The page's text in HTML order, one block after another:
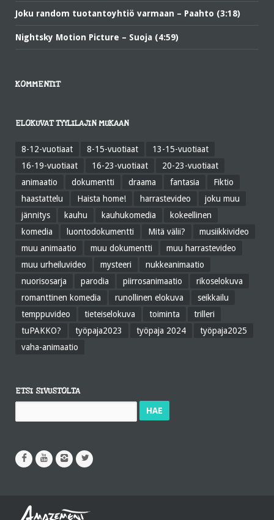
Joku random tuotantoyhtiö varmaan – Paahto (3:18)
Nightsky Motion Picture – Suoja (4:59)
KOMMENTIT
ELOKUVAT TYYLILAJIN MUKAAN
8-12-vuotiaat 8-15-vuotiaat
13-15-vuotiaat
16-19-vuotiaat
16-23-vuotiaat
20-23-vuotiaat
animaatio
dokumentti draama fantasia
Fiktio
haastattelu
Haista home! harrastevideo
joku muu
jännitys
kauhu kauhukomedia
kokeellinen
komedia
luontodokumentti Mitä välii?
musiikkivideo
muu animaatio
muu dokumentti
muu harrastevideo
muu urheiluvideo
mysteeri
nukkeanimaatio
nuorisosarja
parodia piirrosanimaatio
rikoselokuva
romanttinen komedia
runollinen elokuva
seikkailu
temppuvideo
tieteiselokuva toiminta
trilleri
tuPAKKO?
työpaja2023 työpaja 2024
työpaja2025
vaha-animaatio
ETSI SIVUSTOLTA